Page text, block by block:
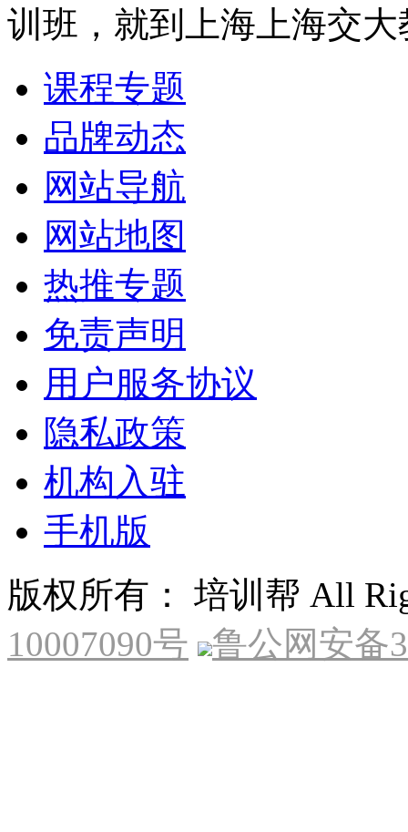
训班，就到上海上海交
课程专题
品牌动态
网站导航
网站地图
热推专题
免责声明
用户服务协议
隐私政策
机构入驻
手机版
版权所有： 培训帮 All
10007090号
鲁公网安备